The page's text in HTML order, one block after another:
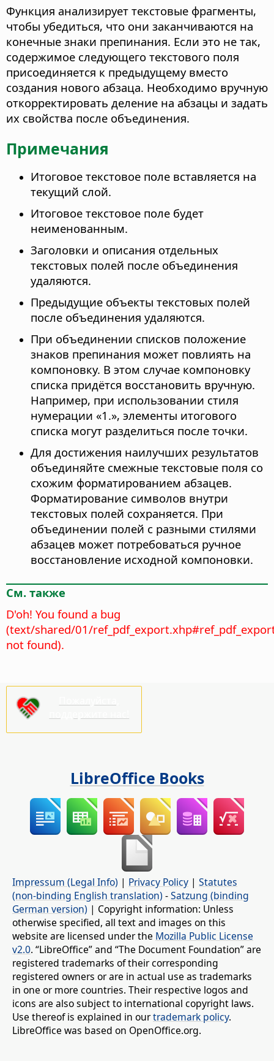
Функция анализирует текстовые фрагменты,
чтобы убедиться, что они заканчиваются на
конечные знаки препинания. Если это не так,
содержимое следующего текстового поля
присоединяется к предыдущему вместо
создания нового абзаца. Необходимо вручную
откорректировать деление на абзацы и задать
их свойства после объединения.
Примечания
Итоговое текстовое поле вставляется на
текущий слой.
Итоговое текстовое поле будет
неименованным.
Заголовки и описания отдельных
текстовых полей после объединения
удаляются.
Предыдущие объекты текстовых полей
после объединения удаляются.
При объединении списков положение
знаков препинания может повлиять на
компоновку. В этом случае компоновку
списка придётся восстановить вручную.
Например, при использовании стиля
нумерации «1.», элементы итогового
списка могут разделиться после точки.
Для достижения наилучших результатов
объединяйте смежные текстовые поля со
схожим форматированием абзацев.
Форматирование символов внутри
текстовых полей сохраняется. При
объединении полей с разными стилями
абзацев может потребоваться ручное
восстановление исходной компоновки.
См. также
D'oh! You found a bug
(text/shared/01/
not found).
LibreOffice Books
Impressum (Legal Info) | Privacy Policy | Statutes
(non-binding English translation) -Satzung (binding
German version) | Copyright information: Unless
otherwise specified, all text and images on this
website are licensed under the Mozilla Public License
v2.0. “LibreOffice” and “The Document Foundation” are
registered trademarks of their corresponding
registered owners or are in actual use as trademarks
in one or more countries. Their respective logos and
icons are also subject to international copyright laws.
Use thereof is explained in ourtrademark policy.
LibreOffice was based on OpenOffice.org.